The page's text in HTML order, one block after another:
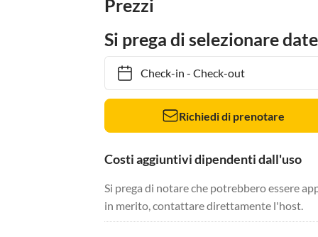
Prezzi
Si prega di selezionare
Check-in- Check-out
Richiedi di prenotare
Costi aggiuntivi dipendenti dall'uso
Si prega di notare che potrebbero essere
in merito, contattare direttamente l'host.